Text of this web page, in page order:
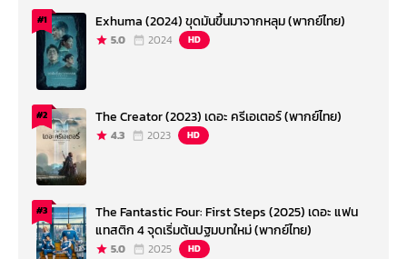
#1 Exhuma (2024) ขุดมันขึ้นมาจากหลุม (พากย์ไทย)
5.0 2024 HD
#2 The Creator (2023) เดอะ ครีเอเตอร์ (พากย์ไทย)
4.3 2023 HD
#3
The Fantastic Four: First Steps (2025) เดอะ แฟน
แทสติก 4 จุดเริ่มต้นปฐมบทใหม่ (พากย์ไทย)
5.0 2025 HD